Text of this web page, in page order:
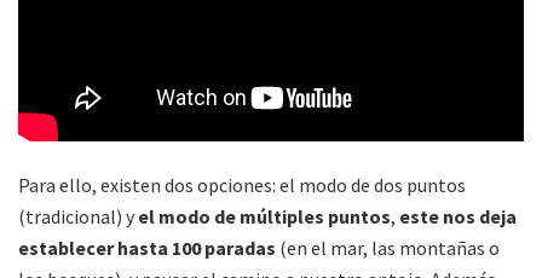
Para ello, existen dos opciones: el modo de dos puntos
(tradicional) y el modo de múltiples puntos, este nos deja
establecer hasta 100 paradas (en el mar, las montañas o